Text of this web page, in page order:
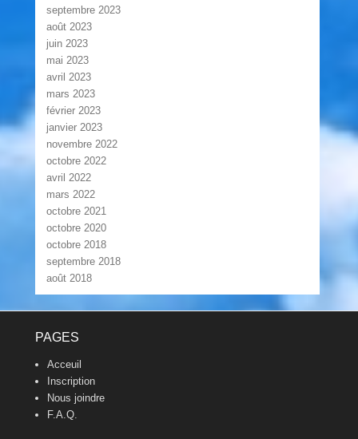
septembre 2023
août 2023
juin 2023
mai 2023
avril 2023
mars 2023
février 2023
janvier 2023
novembre 2022
octobre 2022
avril 2022
mars 2022
octobre 2021
octobre 2020
octobre 2018
septembre 2018
août 2018
PAGES
Acceuil
Inscription
Nous joindre
F.A.Q.